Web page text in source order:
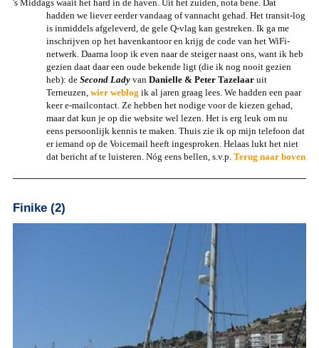
's Middags waait het hard in de haven. Uit het zuiden, nota bene. Dat
hadden we liever eerder vandaag ofvannachtgehad. Het transit-log
is inmiddels afgeleverd, de gele Q-vlag kan gestreken. Ik ga me
inschrijven ophet havenkantoor en krijg de code van het WiFi-
netwerk. Daarna loopik even naarde steiger naast ons, want ikheb
gezien daat daar een oude bekende ligt (die ik nog nooit gezien
heb): deSecondLady vanDanielle &Peter Tazelaaruit
Terneuzen, wier weblog ik al jaren graag lees. Wehaddeneen paar
keer e-mailcontact.Ze hebben het nodige voor de kiezen gehad,
maar dat kun je op diewebsite wellezen. Het is erg leukom nu
eens persoonlijk kennis te maken. Thuis zie ik op mijn telefoon dat
eriemand op deVoicemail heeftingesproken. Helaas lukt het niet
dat bericht af te luisteren. Nóg eens bellen,s.v.p.Terug naarboven
Finike (2)